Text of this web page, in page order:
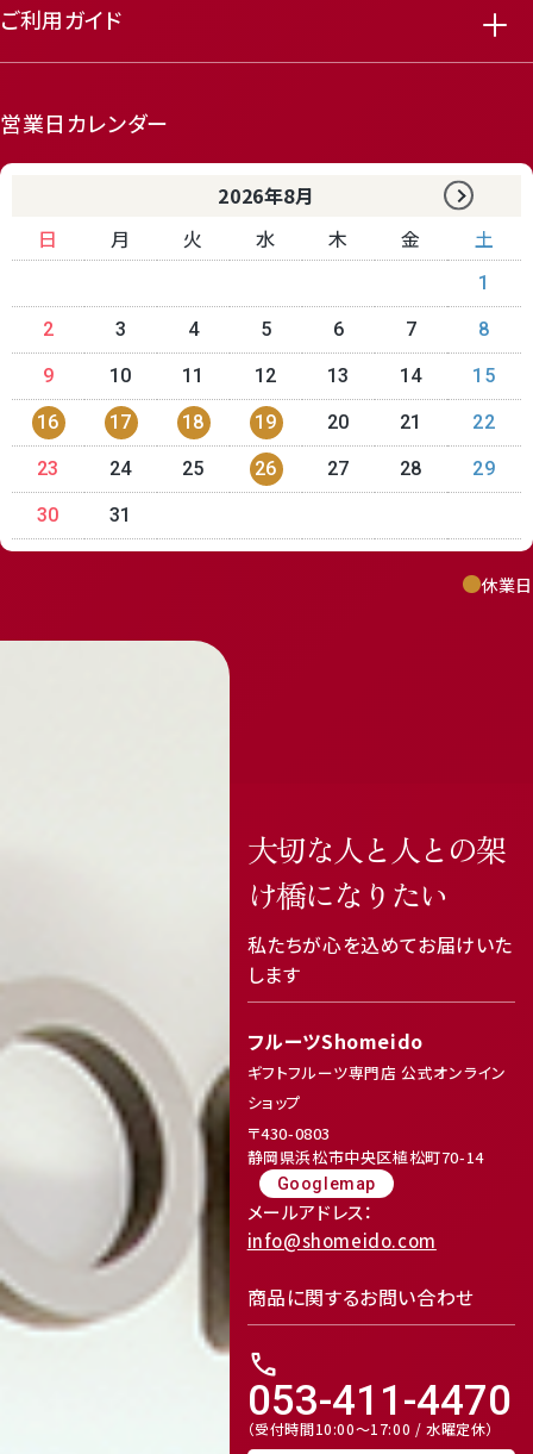
featured_seasonal_and_gifts
contact_support
ご利用ガイド
営業日カレンダー
2026年8月
日
月 火 水 木 金 土
1
2 3 4 5 6 7 8
9 10 11 12 13 14 15
16 17 18 19 20 21 22
23 24 25 26 27 28 29
30 31
休業日
大切な人と人との架
け橋になりたい
私たちが心を込めてお届けいた
します
フルーツShomeido
ギフトフルーツ専門店 公式オンライン
ショップ
〒430-0803
静岡県浜松市中央区植松町70-14
Googlemap
メールアドレス：
info@shomeido.com
商品に関するお問い合わせ
call
053-411-4470
（受付時間10:00～17:00 / 水曜定休）